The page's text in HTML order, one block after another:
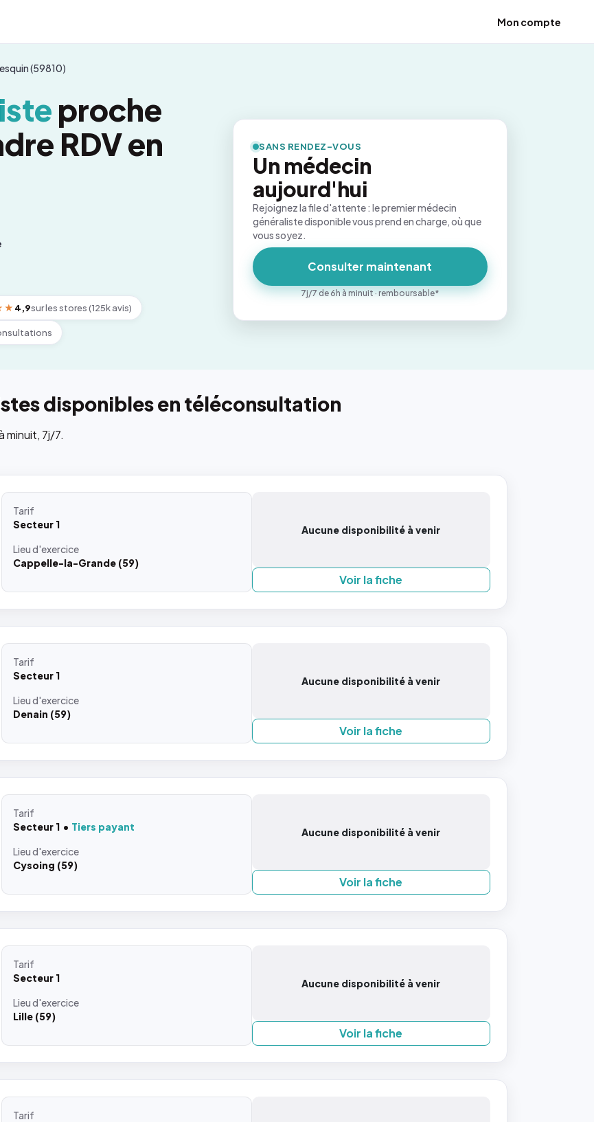
Mon compte
(59810)
proche
RDV en
4,9sur les stores (125k avis)
SANS RENDEZ-VOUS
Un médecin
aujourd'hui
Rejoignez la file d'attente : le premier médecin
généraliste disponible vous prend en charge, où que
vous soyez.
Consulter maintenant
7j/7 de 6h à minuit · remboursable*
disponibles en téléconsultation
minuit, 7j/7.
Tarif
Secteur 1
Lieud'exercice
Cappelle-la-Grande (59)
Aucune disponibilité à venir
Voir la fiche
Tarif
Secteur 1
Lieud'exercice
Denain (59)
Aucune disponibilité à venir
Voir la fiche
Tarif
Secteur 1
Tiers payant
Lieud'exercice
Cysoing (59)
Aucune disponibilité à venir
Voir la fiche
Tarif
Secteur 1
Lieud'exercice
Lille (59)
Aucune disponibilité à venir
Voir la fiche
Tarif